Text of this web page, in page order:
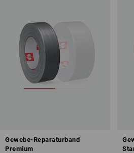
Gewebe-Reparaturband
Premium